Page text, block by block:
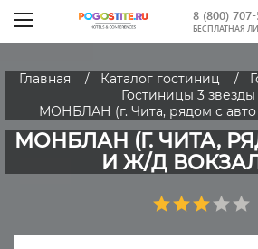
8 (800)
БЕСПЛАТНАЯ
Главная Каталог гостиниц
Гостиницы 3 звезды
МОНБЛАН (г. Чита, рядом с
МОНБЛАН (Г. ЧИТА,
И Ж/Д